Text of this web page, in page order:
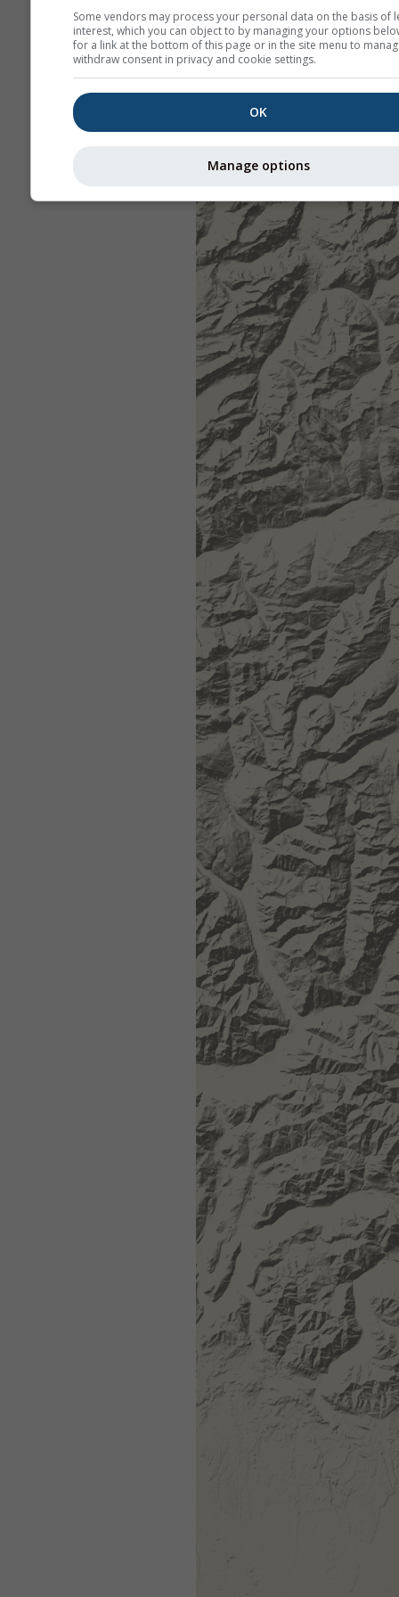
Some vendors may process your personal data on the basis of
interest, which you can object to by managing your options
for a link at the bottom of this page or in the site menu to
withdraw consent in privacy and cookie settings.
OK
Manage options